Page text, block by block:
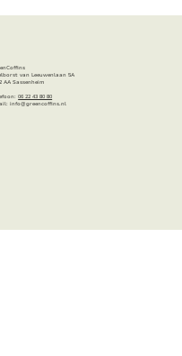
een eigen
van Leeuwenlaan 5A
AA Sassenheim
06 22 43 80 80
info@greencoffins.nl